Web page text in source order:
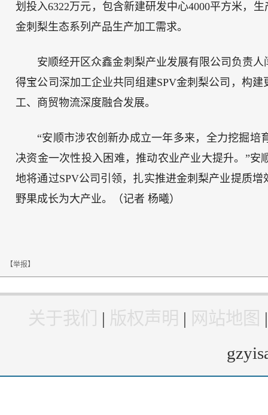
划投入6322万元，包含新建研发中心4000平方米，
金刺梨生态系列产品生产加工需求。
安顺经开区众鑫金刺梨产业发展有限公司负责
得宝公司深加工企业共同组建SPV金刺梨公司，构
工、商贸物流深度融合发展。
“安顺市涉农创新办成立一年多来，全力挖掘
决资金一次性投入困难，推动农业产业大提升。”
地将通过SPV公司引领，扎实推进金刺梨产业提质
野果成长为大产业。（记者 杨曦）
【举报】
关于我们 | 版权声明 | 网站地图